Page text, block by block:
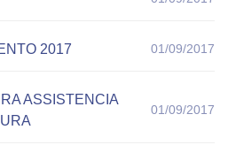
2017 01/09/2017
ASSISTENCIA
01/09/2017